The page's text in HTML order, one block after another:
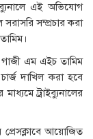
এই অভিযোগ
সম্প্রচার করা
গাজী এম এইচ তামিম
দাখিল করা হবে
ট্রাইব্যুনালের
আয়োজিত